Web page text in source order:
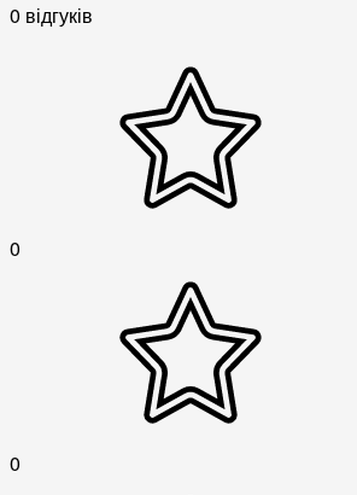
0 відгуків
0
0